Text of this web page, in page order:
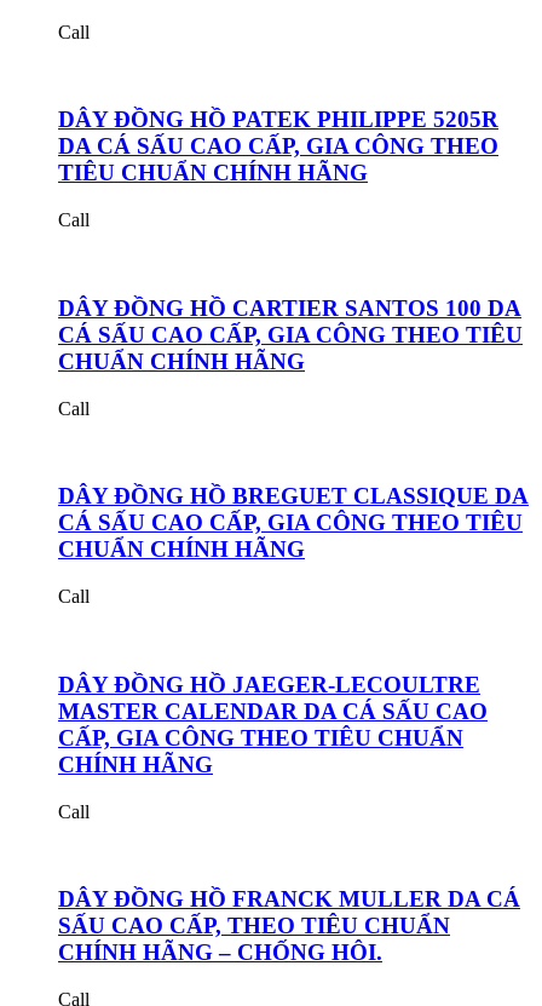
Call
DÂY ĐỒNG HỒ PATEK PHILIPPE 5205R
DA CÁ SẤU CAO CẤP, GIA CÔNG THEO
TIÊU CHUẨN CHÍNH HÃNG
Call
DÂY ĐỒNG HỒ CARTIER SANTOS 100 DA
CÁ SẤU CAO CẤP, GIA CÔNG THEO TIÊU
CHUẨN CHÍNH HÃNG
Call
DÂY ĐỒNG HỒ BREGUET CLASSIQUE DA
CÁ SẤU CAO CẤP, GIA CÔNG THEO TIÊU
CHUẨN CHÍNH HÃNG
Call
DÂY ĐỒNG HỒ JAEGER-LECOULTRE
MASTER CALENDAR DA CÁ SẤU CAO
CẤP, GIA CÔNG THEO TIÊU CHUẨN
CHÍNH HÃNG
Call
DÂY ĐỒNG HỒ FRANCK MULLER DA CÁ
SẤU CAO CẤP, THEO TIÊU CHUẨN
CHÍNH HÃNG – CHỐNG HÔI.
Call